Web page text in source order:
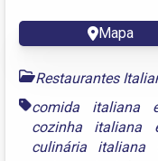
Mapa
Restaurantes
comida italiana
cozinha italiana
culinária italiana